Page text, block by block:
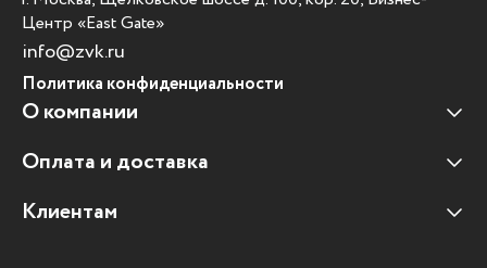
Центр «East Gate»
info@zvk.ru
Политика конфиденциальности
О компании
Наши клиенты
Отзывы клиентов
Оплата и доставка
Оплата и доставка
Клиентам